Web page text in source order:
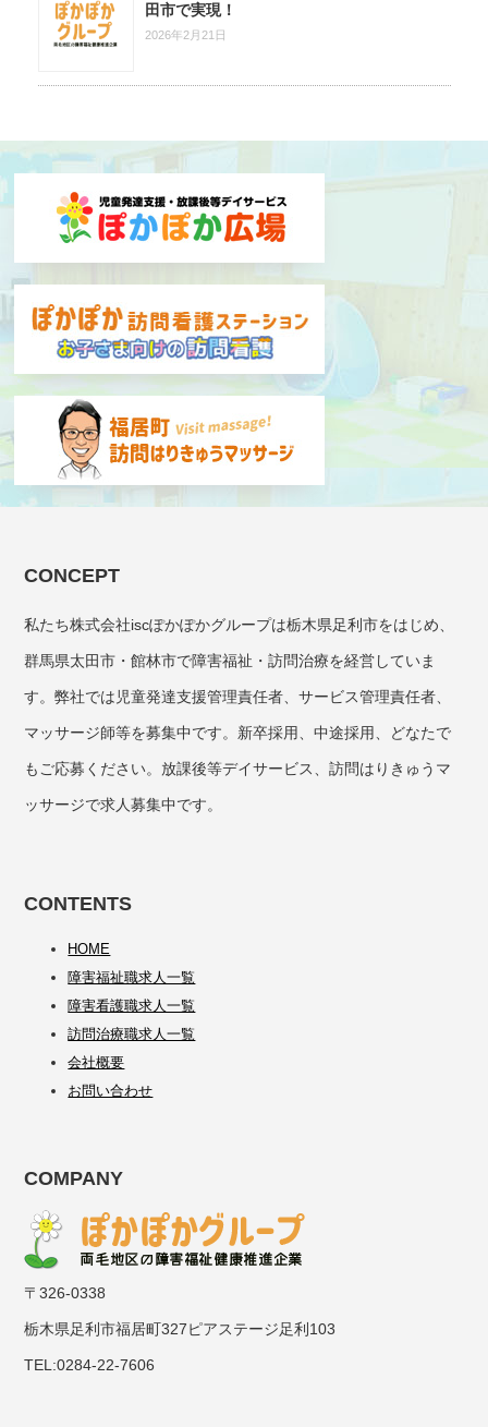
田市で実現！
2026年2月21日
CONCEPT
私たち株式会社iscぽかぽかグループは栃木県足利市をはじめ、
群馬県太田市・館林市で障害福祉・訪問治療を経営していま
す。弊社では児童発達支援管理責任者、サービス管理責任者、
マッサージ師等を募集中です。新卒採用、中途採用、どなたで
もご応募ください。放課後等デイサービス、訪問はりきゅうマ
ッサージで求人募集中です。
CONTENTS
HOME
障害福祉職求人一覧
障害看護職求人一覧
訪問治療職求人一覧
会社概要
お問い合わせ
COMPANY
〒326-0338
栃木県足利市福居町327ピアステージ足利103
TEL:0284-22-7606